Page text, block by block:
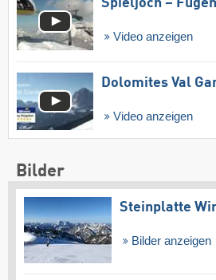
Spieljoch – Fügen
Video anzeigen
Dolomites Val
Video anzeigen
Bilder
Steinplatte
Bilder anzeigen